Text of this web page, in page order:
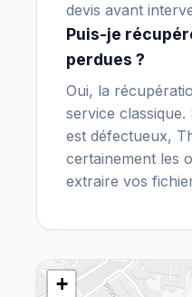
devis avant
Puis-je
perdues ?
Oui, la
service
est défectueux,
certainement les
extraire vos
+